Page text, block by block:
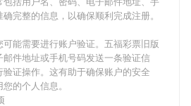
完整的信息，以确保顺利完成注册。
能需要进行账户验证。 五福彩票旧版
件地址或手机号码发送一条验证信
证操作。这有助于确保账户的安全
的个人信息。